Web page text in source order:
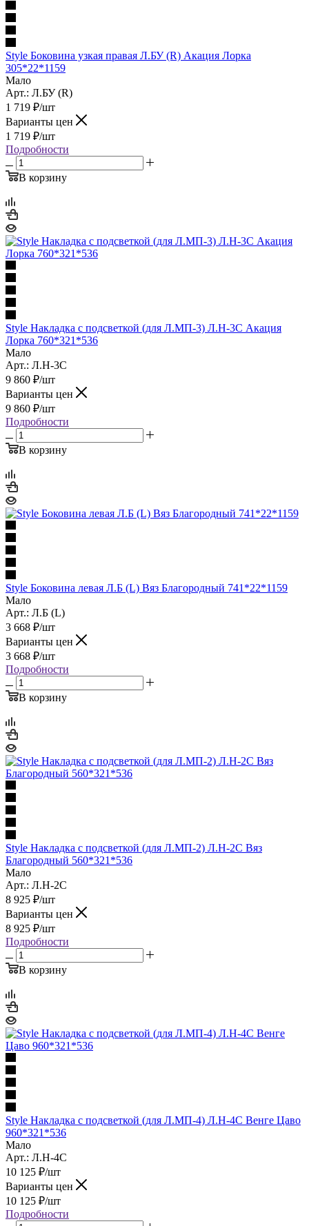
Style Боковина узкая правая Л.БУ (R) Акация Лорка
305*22*1159
Мало
Арт.: Л.БУ (R)
1 719 ₽/шт
Варианты цен
1 719 ₽/шт
Подробности
В корзину
Style Накладка с подсветкой (для Л.МП-3) Л.Н-3С Акация
Лорка 760*321*536
Мало
Арт.: Л.Н-3С
9 860 ₽/шт
Варианты цен
9 860 ₽/шт
Подробности
В корзину
Style Боковина левая Л.Б (L) Вяз Благородный 741*22*1159
Мало
Арт.: Л.Б (L)
3 668 ₽/шт
Варианты цен
3 668 ₽/шт
Подробности
В корзину
Style Накладка с подсветкой (для Л.МП-2) Л.Н-2С Вяз
Благородный 560*321*536
Мало
Арт.: Л.Н-2С
8 925 ₽/шт
Варианты цен
8 925 ₽/шт
Подробности
В корзину
Style Накладка с подсветкой (для Л.МП-4) Л.Н-4С Венге Цаво
960*321*536
Мало
Арт.: Л.Н-4С
10 125 ₽/шт
Варианты цен
10 125 ₽/шт
Подробности